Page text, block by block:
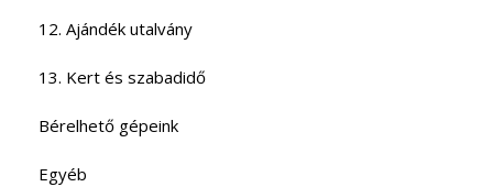
12. Ajándék utalvány
13. Kert és szabadidő
Bérelhető gépeink
Egyéb